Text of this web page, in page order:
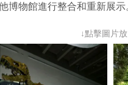
博物館進行整合和重新展示
↓點擊圖片